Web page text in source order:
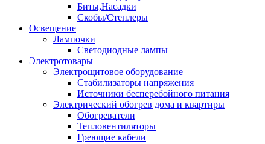
Биты,Насадки
Скобы/Степлеры
Освещение
Лампочки
Светодиодные лампы
Электротовары
Электрощитовое оборудование
Стабилизаторы напряжения
Источники бесперебойного питания
Электрический обогрев дома и квартиры
Обогреватели
Тепловентиляторы
Греющие кабели